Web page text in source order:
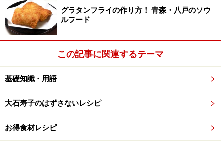
グラタンフライの作り方！ 青森・八戸のソウ
ルフード
この記事に関連するテーマ
基礎知識・用語
大石寿子のはずさないレシピ
お得食材レシピ